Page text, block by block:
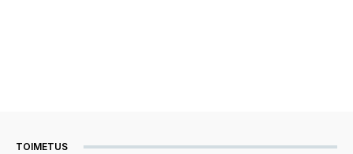
TOIMETUS